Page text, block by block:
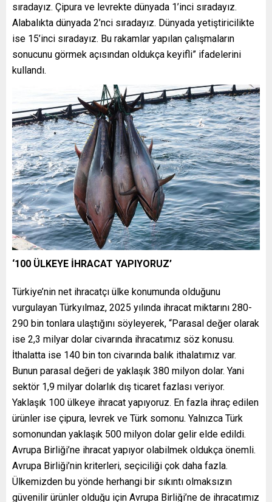
sıradayız. Çipura ve levrekte dünyada 1’inci sıradayız.
Alabalıkta dünyada 2’nci sıradayız. Dünyada yetiştiricilikte
ise 15’inci sıradayız. Bu rakamlar yapılan çalışmaların
sonucunu görmek açısından oldukça keyifli” ifadelerini
kullandı.
‘100 ÜLKEYE İHRACAT YAPIYORUZ’
Türkiye’nin net ihracatçı ülke konumunda olduğunu
vurgulayan Türkyılmaz, 2025 yılında ihracat miktarını 280-
290 bin tonlara ulaştığını söyleyerek, “Parasal değer olarak
ise 2,3 milyar dolar civarında ihracatımız söz konusu.
İthalatta ise 140 bin ton civarında balık ithalatımız var.
Bunun parasal değeri de yaklaşık 380 milyon dolar. Yani
sektör 1,9 milyar dolarlık dış ticaret fazlası veriyor.
Yaklaşık 100 ülkeye ihracat yapıyoruz. En fazla ihraç edilen
ürünler ise çipura, levrek ve Türk somonu. Yalnızca Türk
somonundan yaklaşık 500 milyon dolar gelir elde edildi.
Avrupa Birliği’ne ihracat yapıyor olabilmek oldukça önemli.
Avrupa Birliği’nin kriterleri, seçiciliği çok daha fazla.
Ülkemizden bu yönde herhangi bir sıkıntı olmaksızın
güvenilir ürünler olduğu için Avrupa Birliği’ne de ihracatımız